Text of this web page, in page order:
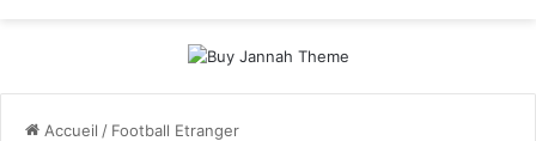
Accueil / Football Etranger